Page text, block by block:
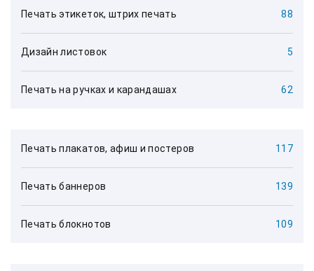
Печать этикеток, штрих печать 88
Дизайн листовок 5
Печать на ручках и карандашах 62
Печать плакатов, афиш и постеров 117
Печать баннеров 139
Печать блокнотов 109